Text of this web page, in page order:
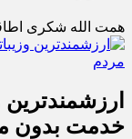
همت الله شکری
ارزشمندترین
خدمت بدون